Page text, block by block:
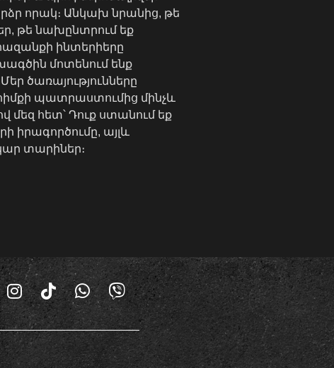
որակ։ Անկախ նրանից, թե
թե նախընտրում եք
ինտերիերը
մոտենում ենք
ծառայությունները
պատրաստումից մինչև
մեզ հետ՝ Դուք ստանում եք
իրագործումը, այլև
տարիներ։